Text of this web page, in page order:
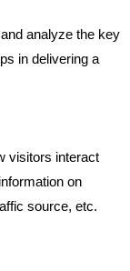
analyze the key
in delivering a
visitors interact
on
source, etc.